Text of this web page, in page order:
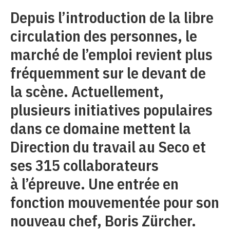
Depuis l’introduction de la libre
circulation des personnes, le
marché de l’emploi revient plus
fréquemment sur le devant de
la scène. Actuellement,
plusieurs initiatives populaires
dans ce domaine mettent la
Direction du travail au Seco et
ses 315 collaborateurs
à l’épreuve. Une entrée en
fonction mouvementée pour son
nouveau chef, Boris Zürcher.